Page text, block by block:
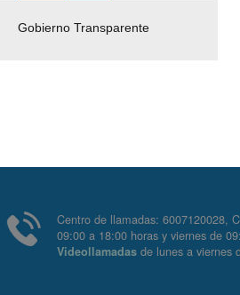
Gobierno Transparente
Centro de llamadas:
09:00 a 18:00 horas y
Videollamadas de lunes